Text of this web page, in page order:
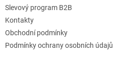
Slevový program B2B
Kontakty
Obchodní podmínky
Podmínky ochrany osobních údajů